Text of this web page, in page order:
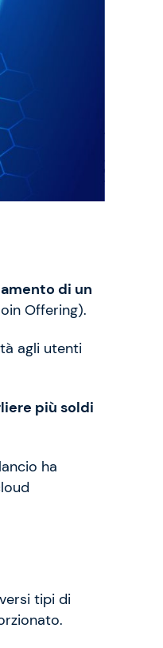
di un
Offering).
agli utenti
più soldi
ha
tipi di